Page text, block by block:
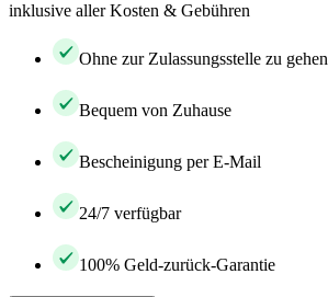
inklusive aller Kosten & Gebühren
Ohne zur Zulassungsstelle zu gehen
Bequem von Zuhause
Bescheinigung per E-Mail
24/7 verfügbar
100% Geld-zurück-Garantie